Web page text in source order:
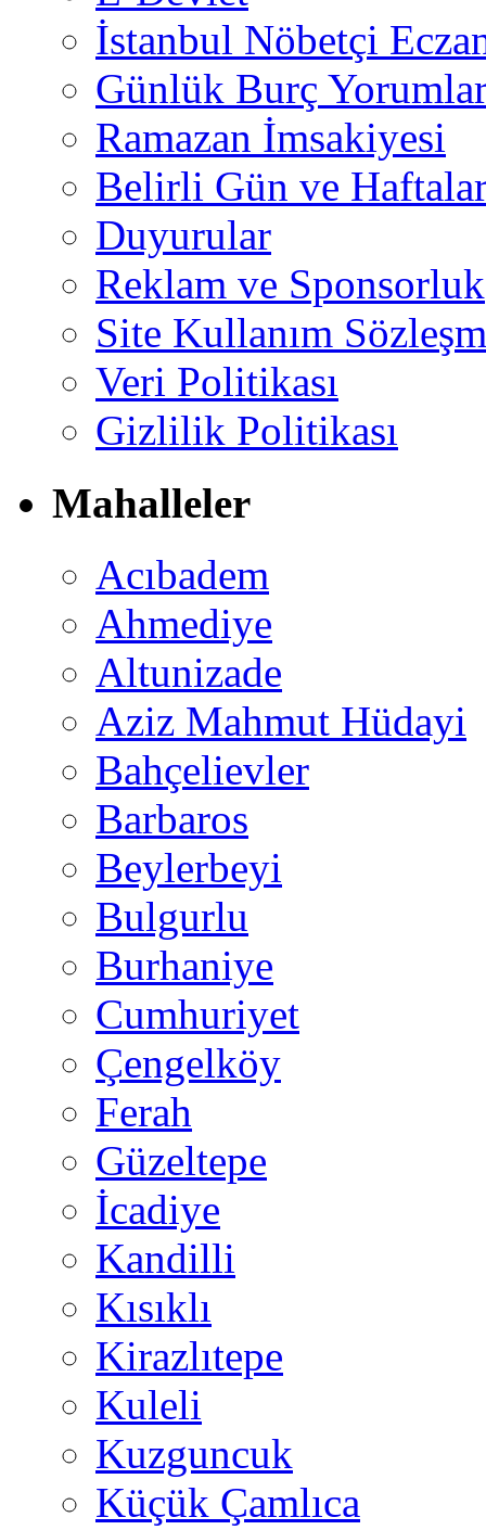
İstanbul Nöbetçi
Günlük Burç
Ramazan İmsakiyesi
Belirli Gün ve
Duyurular
Reklam ve Sponsorluk
Site Kullanım
Veri Politikası
Gizlilik Politikası
Mahalleler
Acıbadem
Ahmediye
Altunizade
Aziz Mahmut Hüdayi
Bahçelievler
Barbaros
Beylerbeyi
Bulgurlu
Burhaniye
Cumhuriyet
Çengelköy
Ferah
Güzeltepe
İcadiye
Kandilli
Kısıklı
Kirazlıtepe
Kuleli
Kuzguncuk
Küçük Çamlıca